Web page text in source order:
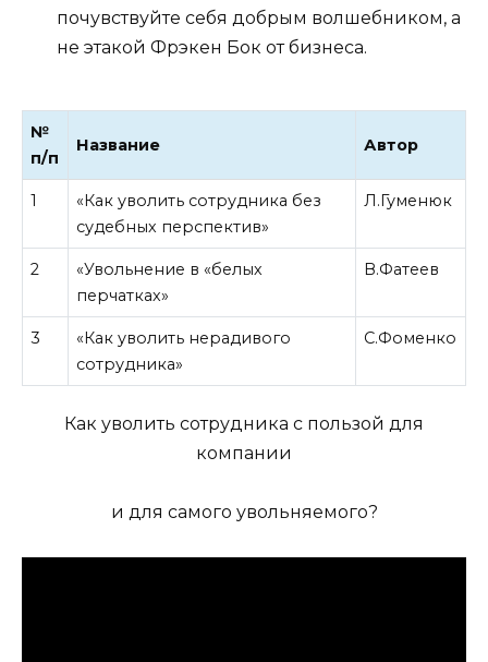
почувствуйте себя добрым волшебником, а
не этакой Фрэкен Бок от бизнеса.
№
п/п
Название Автор
1
«Как уволить сотрудника без
судебных перспектив»
Л.Гуменюк
2
«Увольнение в «белых
перчатках»
В.Фатеев
3
«Как уволить нерадивого
сотрудника»
С.Фоменко
Как уволить сотрудника с пользой для
компании
и для самого увольняемого?